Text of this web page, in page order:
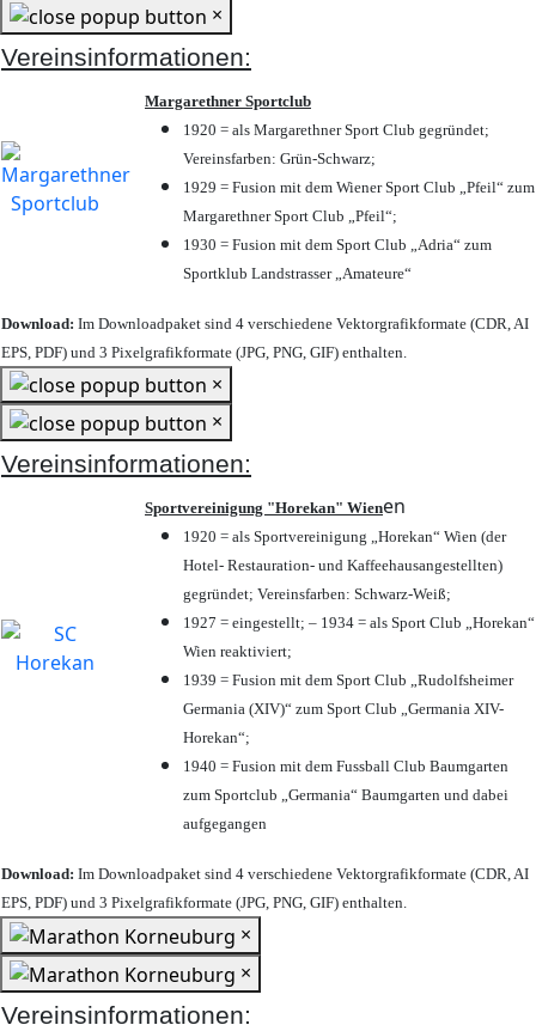
×
Vereinsinformationen:
Margarethner Sportclub
1920 = als Margarethner Sport Club gegründet;
Vereinsfarben: Grün-Schwarz;
1929 = Fusion mit dem Wiener Sport Club „Pfeil“ zum
Margarethner Sport Club „Pfeil“;
1930 = Fusion mit dem Sport Club „Adria“ zum
Sportklub Landstrasser „Amateure“
Download: Im Downloadpaket sind 4 verschiedene Vektorgrafikformate (CDR, AI
EPS, PDF) und 3 Pixelgrafikformate (JPG, PNG, GIF) enthalten.
×
×
Vereinsinformationen:
Sportvereinigung "Horekan" Wienen
1920 = als Sportvereinigung „Horekan“ Wien (der
Hotel- Restauration- und Kaffeehausangestellten)
gegründet; Vereinsfarben: Schwarz-Weiß;
1927 = eingestellt; – 1934 = als Sport Club „Horekan“
Wien reaktiviert;
1939 = Fusion mit dem Sport Club „Rudolfsheimer
Germania (XIV)“ zum Sport Club „Germania XIV-
Horekan“;
1940 = Fusion mit dem Fussball Club Baumgarten
zum Sportclub „Germania“ Baumgarten und dabei
aufgegangen
Download: Im Downloadpaket sind 4 verschiedene Vektorgrafikformate (CDR, AI
EPS, PDF) und 3 Pixelgrafikformate (JPG, PNG, GIF) enthalten.
×
×
Vereinsinformationen: